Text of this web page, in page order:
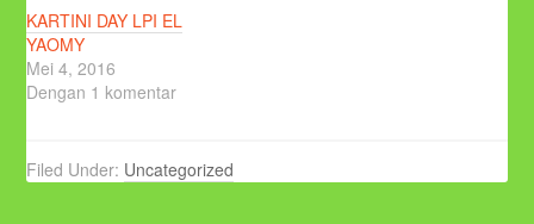
KARTINI DAY LPI EL
YAOMY
Mei 4, 2016
Dengan 1 komentar
Filed Under: Uncategorized